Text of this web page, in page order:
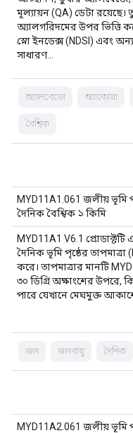
মূল্যায়ন (QA) ডেটা রয়েছে।
অ্যালগরিদমের উপর ভিত্তি
স্নো ইনডেক্স (NDSI) এবং
সাধারণ…
অ্যালবেডো অ্যাকোয়া
বৈশ্বিক
MYD11A1.061 জলীয় ভূমি
দৈনিক বৈশ্বিক ১ কিমি
MYD11A1 V6.1
দৈনিক ভূমি পৃষ্ঠের
করে। তাপমাত্রার মানটি
৩০ ডিগ্রি অক্ষাংশের উপরে,
পারে যেখানে মেঘমুক্ত
জল জলবায়ু দৈনিক
MYD11A2.061 জলীয় ভূমি